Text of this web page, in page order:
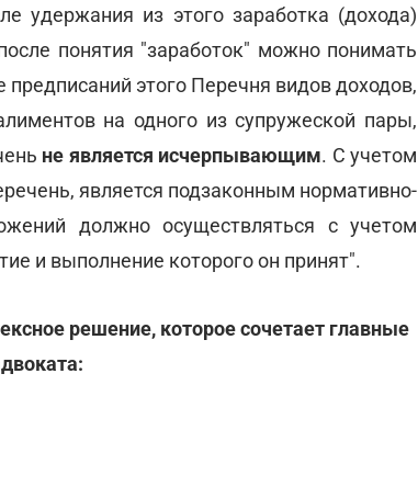
удержания из этого заработка (дохода)
понятия "заработок" можно понимать
этого Перечня видов доходов,
на одного из супружеской пары,
не является исчерпывающим. С учетом
является подзаконным нормативно-
должно осуществляться с учетом
и выполнение которого он принят".
решение, которое сочетает главные